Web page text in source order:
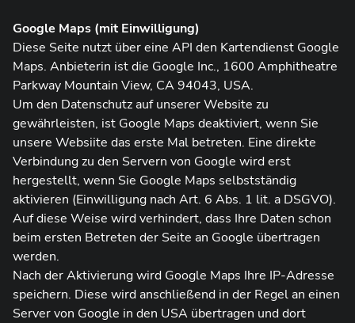
Google Maps (mit Einwilligung)
Diese Seite nutzt über eine API den Kartendienst Google
Maps. Anbieterin ist die Google Inc., 1600 Amphitheatre
Parkway Mountain View, CA 94043, USA.
Um den Datenschutz auf unserer Website zu
gewährleisten, ist Google Maps deaktiviert, wenn Sie
unsere Websiite das erste Mal betreten. Eine direkte
Verbindung zu den Servern von Google wird erst
hergestellt, wenn Sie Google Maps selbstständig
aktivieren (Einwilligung nach Art. 6 Abs. 1 lit. a DSGVO).
Auf diese Weise wird verhindert, dass Ihre Daten schon
beim ersten Betreten der Seite an Google übertragen
werden.
Nach der Aktivierung wird Google Maps Ihre IP-Adresse
speichern. Diese wird anschließend in der Regel an einen
Server von Google in den USA übertragen und dort